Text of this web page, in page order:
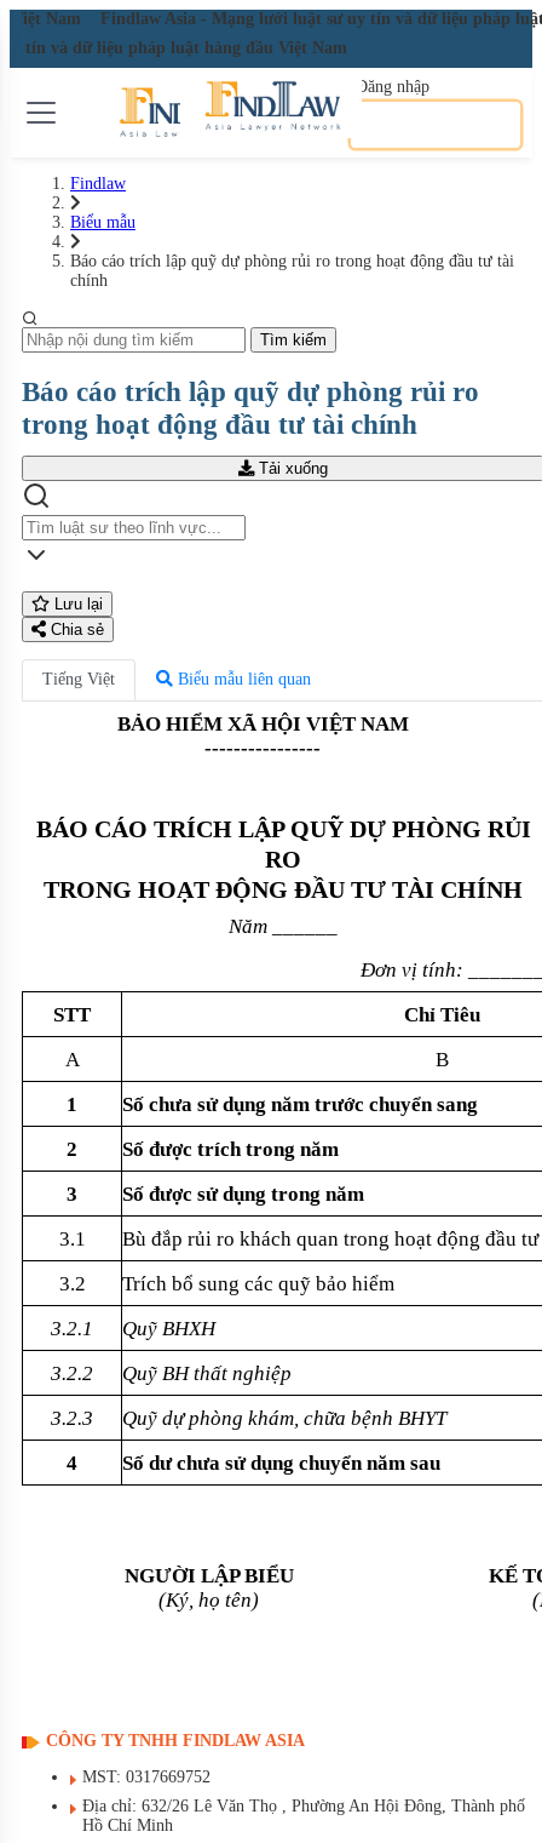
Việt Nam
Findlaw Asia - Mạng lưới luật sư uy tín và dữ liệu pháp
tín và dữ liệu pháp luật hàng đầu Việt Nam
Đăng nhập
Findlaw
Biểu mẫu
Báo cáo trích lập quỹ dự phòng rủi ro trong hoạt động đầu tư tài
chính
Tìm kiếm
Báo cáo trích lập quỹ dự phòng rủi ro
trong hoạt động đầu tư tài chính
Tải xuống
Lưu lại
Chia sẻ
Tiếng Việt Biểu mẫu liên quan
BẢO HIỂM XÃ HỘI VIỆT NAM
----------------
BÁO CÁO TRÍCH LẬP QUỸ DỰ PHÒNG RỦI
RO
TRONG HOẠT ĐỘNG ĐẦU TƯ TÀI CHÍNH
Năm
Đơn vị tính:
STT
Chỉ Tiêu
A
B
1
Số chưa sử dụng năm trước chuyển sang
2
Số được trích trong năm
3
Số được sử dụng trong năm
3.1
Bù đắp rủi ro khách quan trong hoạt động đầu tư
3.2
Trích bổ sung các quỹ bảo hiểm
3.2.1
Quỹ BHXH
3.2.2
Quỹ BH thất nghiệp
3.2.3
Quỹ dự phòng khám, chữa bệnh BHYT
4
Số dư chưa sử dụng chuyển năm sau
NGƯỜI LẬPBIỂU
(Ký, họ tên)
KẾ
CÔNG TY TNHH FINDLAW ASIA
MST: 0317669752
Địa chỉ: 632/26 Lê Văn Thọ , Phường An Hội Đông, Thành phố
Hồ Chí Minh